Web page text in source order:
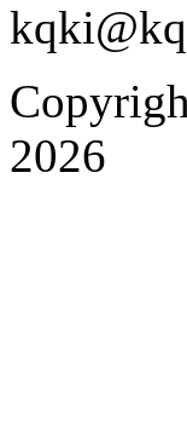
2026